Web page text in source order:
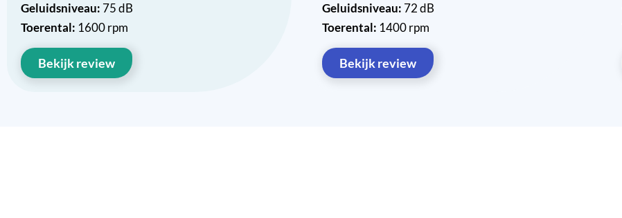
Geluidsniveau: 75 dB
Toerental: 1600 rpm
Bekijk review
Geluidsniveau: 72 dB
Toerental: 1400 rpm
Bekijk review